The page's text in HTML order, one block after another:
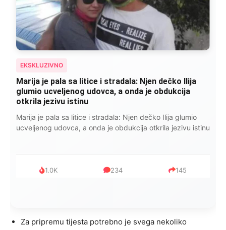
EKSKLUZIVNO
Marija je pala sa litice i stradala: Njen dečko Ilija
glumio ucveljenog udovca, a onda je obdukcija
otkrila jezivu istinu
Marija je pala sa litice i stradala: Njen dečko Ilija glumio
ucveljenog udovca, a onda je obdukcija otkrila jezivu istinu
1.0K 234 145
Za pripremu tijesta potrebno je svega nekoliko